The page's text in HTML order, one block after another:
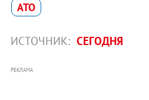
АТО
ИСТОЧНИК: СЕГОДНЯ
РЕКЛАМА